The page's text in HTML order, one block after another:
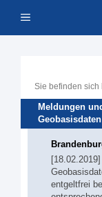
Inhalt Menü
Sie befinden sich
Meldungen
Geobasisdaten
entgeltfrei